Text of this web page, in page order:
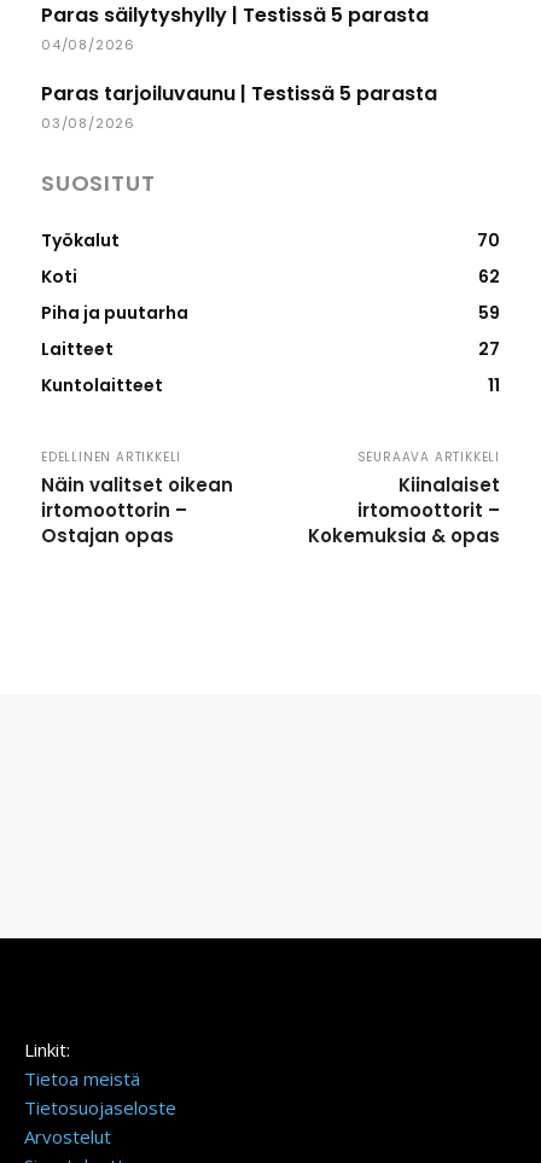
Paras säilytyshylly | Testissä 5 parasta
04/08/2026
Paras tarjoiluvaunu | Testissä 5 parasta
03/08/2026
SUOSITUT
Työkalut
70
Koti
62
Piha ja puutarha
59
Laitteet
27
Kuntolaitteet
11
EDELLINEN ARTIKKELI
Näin valitset oikean
irtomoottorin –
Ostajan opas
SEURAAVA ARTIKKELI
Kiinalaiset
irtomoottorit –
Kokemuksia & opas
Linkit:
Tietoa meistä
Tietosuojaseloste
Arvostelut